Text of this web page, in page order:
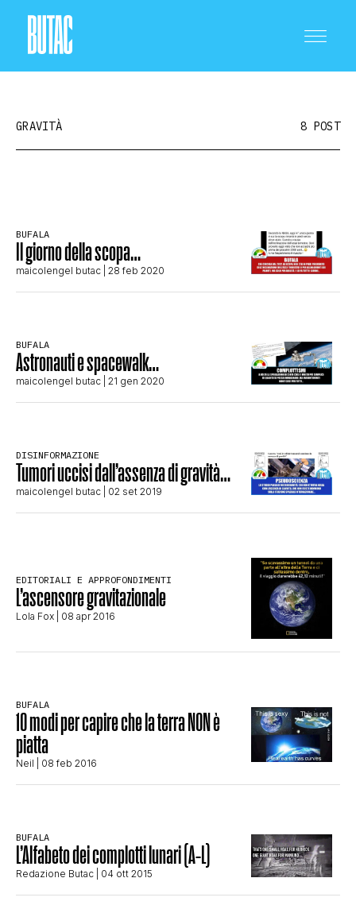
SCIENZA E TECNOLOGIA
STORIA E CITAZIONI
COMPLOTTI, LEGGENDE URBANE ED
EDITORIALI
CLIMA ED ENERGIA
CONTATTI
CHI SIAMO
GRAVITÀ 8 POST
BUFALA
Il giorno della scopa…
maicolengel butac | 28 feb 2020
BUFALA
Astronauti e spacewalk…
maicolengel butac | 21 gen 2020
DISINFORMAZIONE
Tumori uccisi dall’assenza di gravità…
maicolengel butac | 02 set 2019
EDITORIALI E APPROFONDIMENTI
L’ascensore gravitazionale
Lola Fox | 08 apr 2016
BUFALA
10 modi per capire che la terra NON è
piatta
Neil | 08 feb 2016
BUFALA
L’Alfabeto dei complotti lunari (A-L)
Redazione Butac | 04 ott 2015